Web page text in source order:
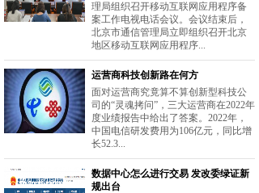
理局组织召开移动互联网应用程序备
案工作电视电话会议。会议结束后，
北京市通信管理局立即组织召开北京
地区移动互联网应用程序...
运营商科技创新路在何方
面对运营商究竟算不算创新型科技公
司的“灵魂拷问”，三大运营商在2022年
度业绩报告中给出了答案。2022年，
中国电信研发费用为106亿元，同比增
长52.3...
数据中心怎么进行交易 发改委绿证新
规出台